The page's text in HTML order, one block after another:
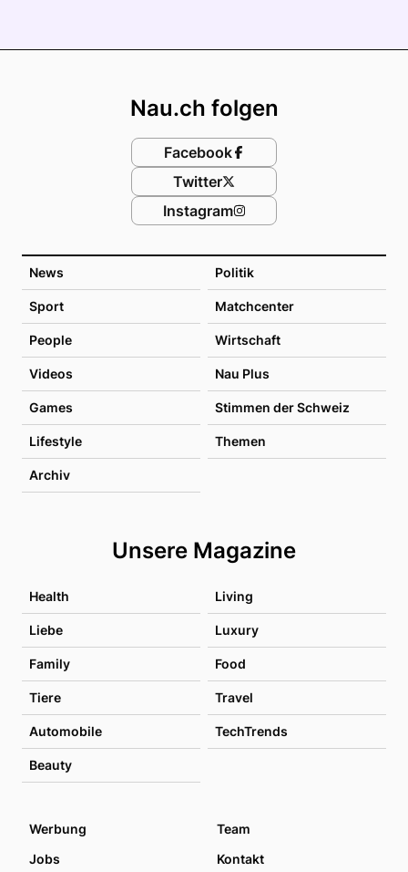
News Politik
Sport Matchcenter
People Wirtschaft
Videos Nau Plus
Games Stimmen der Schweiz
Lifestyle Themen
Archiv
Unsere Magazine
Health Living
Liebe Luxury
Family Food
Tiere Travel
Automobile TechTrends
Beauty
Nau.ch folgen
Facebook
Twitter
Instagram
Werbung
Team
Jobs
Kontakt